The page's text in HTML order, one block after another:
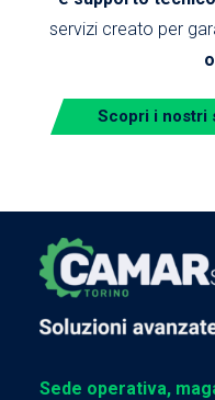
servizi creato per
Scopri i nostri
Sede operativa,